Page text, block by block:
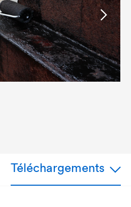
Téléchargements